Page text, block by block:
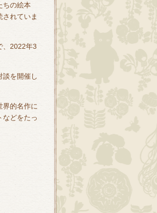
ちの絵本
れていま
、2022年3
談を開催し
界的名作に
などをたっ